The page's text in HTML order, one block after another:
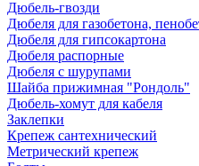
Дюбель-гвозди
Дюбеля для газобетона,
Дюбеля для гипсокартона
Дюбеля распорные
Дюбеля с шурупами
Шайба прижимная "Рондоль"
Дюбель-хомут для кабеля
Заклепки
Крепеж сантехнический
Метрический крепеж